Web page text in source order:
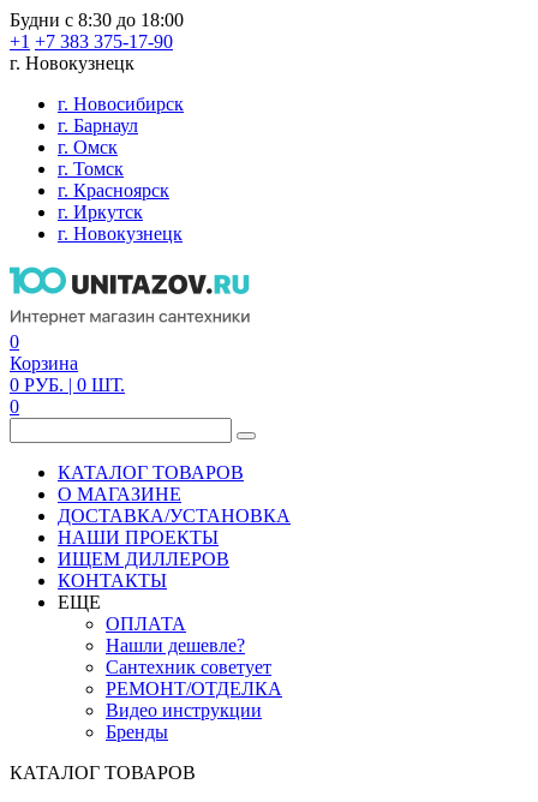
Будни с 8:30 до 18:00
+1 +7 383 375-17-90
г. Новокузнецк
г. Новосибирск
г. Барнаул
г. Омск
г. Томск
г. Красноярск
г. Иркутск
г. Новокузнецк
0
Корзина
0 РУБ. | 0 ШТ.
0
КАТАЛОГ ТОВАРОВ
О МАГАЗИНЕ
ДОСТАВКА/УСТАНОВКА
НАШИ ПРОЕКТЫ
ИЩЕМ ДИЛЛЕРОВ
КОНТАКТЫ
ЕЩЕ
ОПЛАТА
Нашли дешевле?
Сантехник советует
РЕМОНТ/ОТДЕЛКА
Видео инструкции
Бренды
КАТАЛОГ ТОВАРОВ